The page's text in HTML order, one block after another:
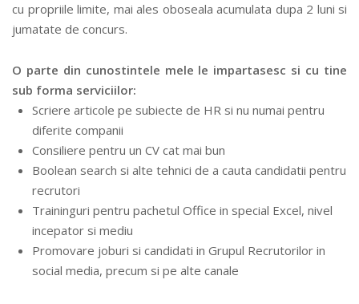
cu propriile limite, mai ales oboseala acumulata dupa 2 luni si
jumatate de concurs.
O parte din cunostintele mele le impartasesc si cu tine
sub forma serviciilor:
Scriere articole pe subiecte de HR si nu numai pentru
diferite companii
Consiliere pentru un CV cat mai bun
Boolean search si alte tehnici de a cauta candidatii pentru
recrutori
Traininguri pentru pachetul Office in special Excel, nivel
incepator si mediu
Promovare joburi si candidati in Grupul Recrutorilor in
social media, precum si pe alte canale